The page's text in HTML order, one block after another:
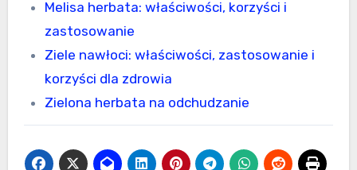
Melisa herbata: właściwości, korzyści i
zastosowanie
Ziele nawłoci: właściwości, zastosowanie i
korzyści dla zdrowia
Zielona herbata na odchudzanie